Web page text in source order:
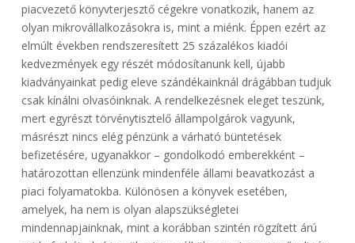
piacvezető könyvterjesztő cégekre vonatkozik, hanem az
olyan mikrovállalkozásokra is, mint a miénk. Éppen ezért az
elmúlt években rendszeresített 25 százalékos kiadói
kedvezmények egy részét módosítanunk kell, újabb
kiadványainkat pedig eleve szándékainknál drágábban tudjuk
csak kínálni olvasóinknak. A rendelkezésnek eleget teszünk,
mert egyrészt törvénytisztelő állampolgárok vagyunk,
másrészt nincs elég pénzünk a várható büntetések
befizetésére, ugyanakkor – gondolkodó emberekként –
határozottan ellenzünk mindenféle állami beavatkozást a
piaci folyamatokba. Különösen a könyvek esetében,
amelyek, ha nem is olyan alapszükségletei
mindennapjainknak, mint a korábban szintén rögzített árú